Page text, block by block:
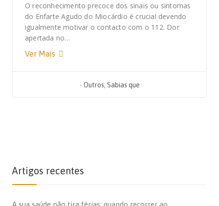
O reconhecimento precoce dos sinais ou sintomas
do Enfarte Agudo do Miocárdio é crucial devendo
igualmente motivar o contacto com o 112. Dor
apertada no…
Ver Mais
- Outros, Sabias que
Artigos recentes
A sua saúde não tira férias: quando recorrer ao